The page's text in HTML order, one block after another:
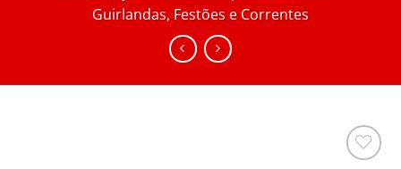
Guirlandas, Festões e Correntes